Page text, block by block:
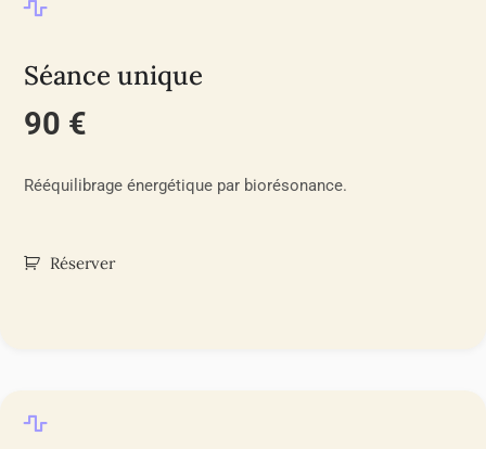
Séance unique
90 €
Rééquilibrage énergétique par biorésonance.
Réserver